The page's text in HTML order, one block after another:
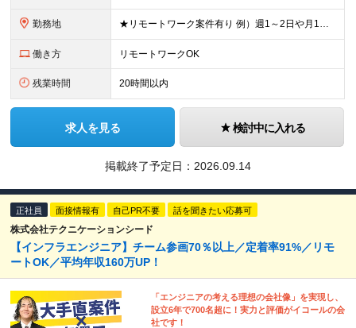
勤務地 ★リモートワーク案件有り 例）週1～2日や月1日の出社など ★転居を伴う転勤はありません ★勤務地は希望を考慮して決定 ▼下記エリアのいずれかのプロジェクト先となります 東京都、神奈川県、埼玉県、千
働き方 リモートワークOK
残業時間 20時間以内
求人を見る 検討中に入れる
掲載終了予定日： 2026.09.14
正社員 面接情報有 自己PR不要 話を聞きたい応募可
株式会社テクニケーションシード
【インフラエンジニア】チーム参画70％以上／定着率91%／リモ
ートOK／平均年収160万UP！
「エンジニアの考える理想の会社像」を実現し、
設立6年で700名超に！実力と評価がイコールの会
社です！